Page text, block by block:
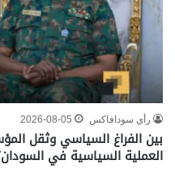
رأي سودافاكس 2026-08-05
بين الفراغ السياسي وثقل
العملية السياسية في